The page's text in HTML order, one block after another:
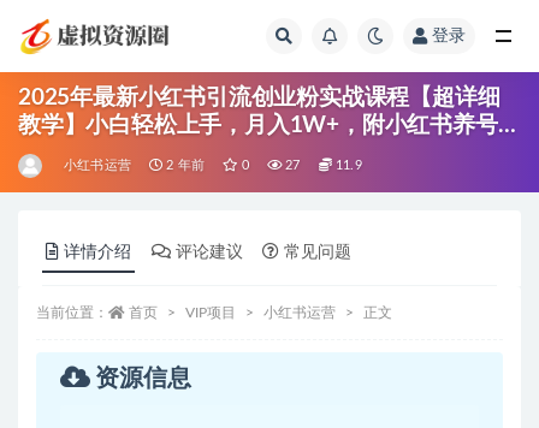
登录
2025年最新小红书引流创业粉实战课程【超详细
教学】小白轻松上手，月入1W+，附小红书养号
SOP
小红书运营 2 年前 0 27 11.9
详情介绍 评论建议 常见问题
当前位置： 首页 VIP项目 小红书运营 正文
资源信息